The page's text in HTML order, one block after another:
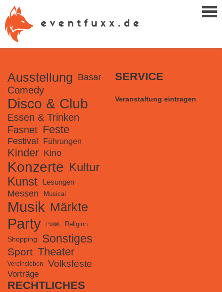
Ausstellung Basar
Comedy
Disco & Club
Essen & Trinken
Fasnet Feste
Festival Führungen
Kinder Kino
Konzerte Kultur
Kunst
Lesungen
Messen Musical
Musik Märkte
Party Politik Religion
Shopping Sonstiges
Sport Theater
Vereinsleben Volksfeste
Vorträge
SERVICE
Veranstaltung eintragen
RECHTLICHES